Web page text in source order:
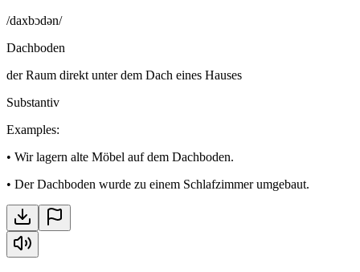
/daxbɔdən/
Dachboden
der Raum direkt unter dem Dach eines Hauses
Substantiv
Examples:
• Wir lagern alte Möbel auf dem Dachboden.
• Der Dachboden wurde zu einem Schlafzimmer umgebaut.